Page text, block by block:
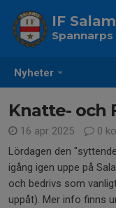
Nyheter
IF
Knatte- och
16 apr 2025
0
Lördagen den
igång igen uppe på
och bedrivs som
uppåt). Mer info finns